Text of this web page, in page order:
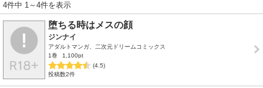
4件中 1～4件を表示
堕ちる時はメスの顔
ジンナイ
アダルトマンガ、二次元ドリームコミックス
1巻
1,100pt
(4.5)
投稿数2件